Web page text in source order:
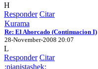
H
Responder Citar
Kurama
Re: El Ahorcado (Continuacion I)
28-November-2008 20:07
L
Responder Citar
:pianistashek: